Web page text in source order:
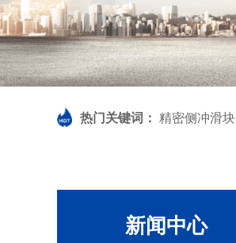
热门关键词： 精密侧冲滑块
新闻中心